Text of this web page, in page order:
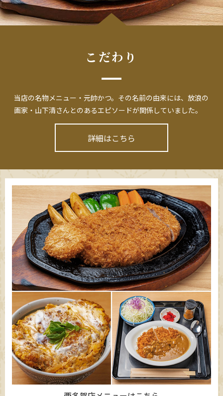
こだわり
当店の名物メニュー・元帥かつ。その名前の由来には、放浪の
画家・山下清さんとのあるエピソードが関係していました。
詳細はこちら